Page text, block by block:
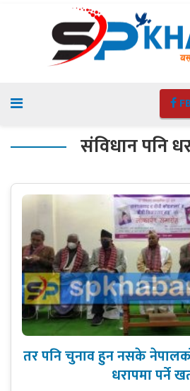
संविधान पनि
तर पनि चुनाव हुन नसके
धरापमा पर्ने